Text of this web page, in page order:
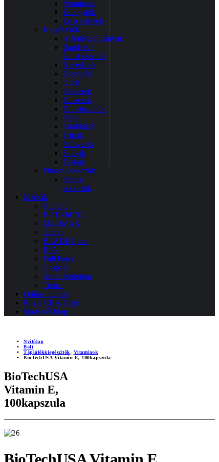
Vitaminok
Zsírégetők
Zero szószok
Kiegészítők
Ajándékutalványok
Bandázs /
Ízület szorítók
Hevederek
Kesztyűk
Övek
Shakerek
Kulacsok
Tabletta tartók
Pólók
Törülköző
Trikók
Pulóverek
Sapkák
Táskák
Fitness eszközök
Fitness
eszközök
Márkák
Nutrend
BioTechUSA
MADMAX
Olimp
BLADE Sport
BSN
Full Force
Gaspari
Scitec Nutrition
Tiguar
Online training
Royal Class Team
Sportolói blog
Nyitólap
Bolt
Táplálékkiegészítők, Vitaminok
BioTechUSA Vitamin E, 100kapszula
BioTechUSA
Vitamin E,
100kapszula